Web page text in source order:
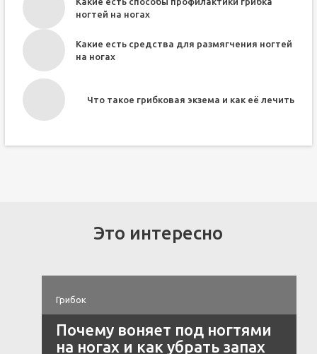
ногтей на ногах
Какие есть средства для размягчения ногтей
на ногах
Что такое грибковая экзема и как её лечить
Это интересно
Грибок
Почему воняет под ногтями
на ногах и как убрать запах